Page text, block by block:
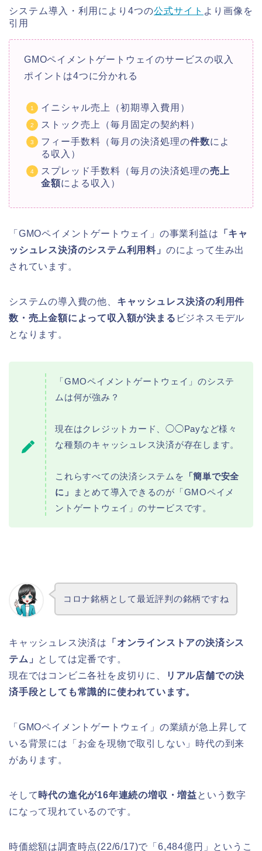
システム導入・利用により4つの公式サイト より画像を
引用
GMOペイメントゲートウェイのサービスの収入
ポイントは4つに分かれる
イニシャル売上（初期導入費用）
ストック売上（毎月固定の契約料）
フィー手数料（毎月の決済処理の件数によ
る収入）
スプレッド手数料（毎月の決済処理の売上
金額による収入）
「GMOペイメントゲートウェイ」の事業利益は 「キャ
ッシュレス決済のシステム利用料」 のによって生み出
されています。
システムの導入費の他、 キャッシュレス決済の利用件
数・売上金額によって収入額が決まる ビジネスモデル
となります。
「GMOペイメントゲートウェイ」のシステ
ムは何が強み？
現在はクレジットカード、◯◯Payなど様々
な種類のキャッシュレス決済が存在します。
これらすべての決済システムを 「簡単で安全
に」
まとめて導入できるのが「GMOペイメ
ントゲートウェイ」のサービスです。
コロナ銘柄として最近評判の銘柄ですね
キャッシュレス決済は
「オンラインストアの決済シス
テム」 としては定番です。
現在ではコンビニ各社を皮切りに、
リアル店舗での決
済手段としても常識的に使われています。
「GMOペイメントゲートウェイ」の業績が急上昇して
いる背景には「お金を現物で取引しない」時代の到来
があります。
そして 時代の進化が16年連続の増収・増益という数字
になって現れているのです。
時価総額は調査時点(22/6/17)で「6,484億円」というこ